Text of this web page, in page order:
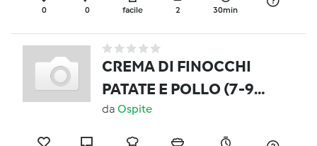
0 0 facile 2 30min
CREMA DI FINOCCHI
PATATE E POLLO (7-9
MESI)
da Ospite